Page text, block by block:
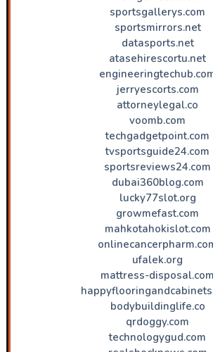
sportsgallerys.com
sportsmirrors.net
datasports.net
atasehirescortu.net
jerryescorts.com
attorneylegal.co
voomb.com
techgadgetpoint.com
tvsportsguide24.com
sportsreviews24.com
dubai360blog.com
lucky77slot.org
growmefast.com
mahkotahokislot.com
ufalek.org
mattress-disposal.com
bodybuildinglife.co
qrdoggy.com
technologygud.com